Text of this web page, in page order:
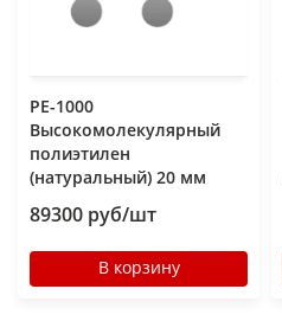
РЕ-1000
Высокомолекулярный
полиэтилен
(натуральный) 20 мм
89300 руб/шт
В корзину